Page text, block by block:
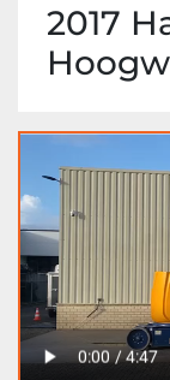
2017